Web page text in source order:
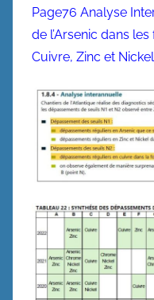
Page76 Analyse
de l’Arsenic dans
Cuivre, Zinc et